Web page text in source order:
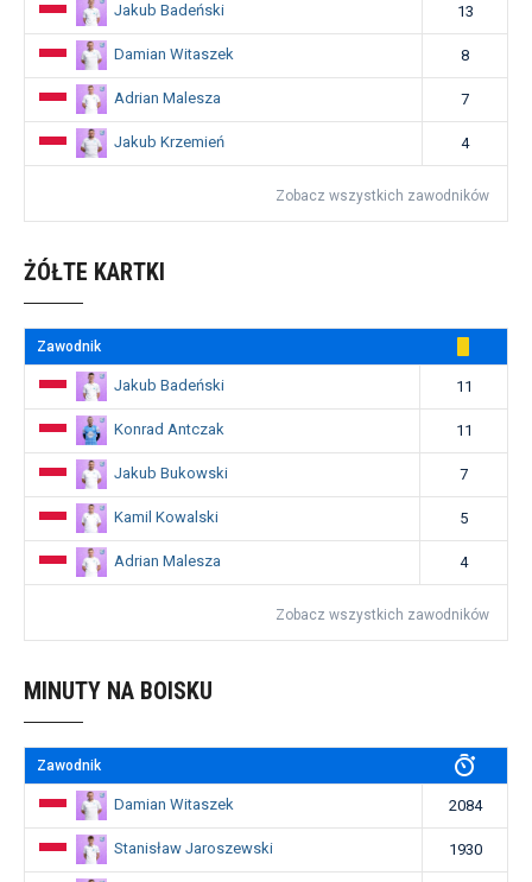
Jakub Badeński 13
Damian Witaszek 8
Adrian Malesza 7
Jakub Krzemień 4
Zobacz wszystkich zawodników
ŻÓŁTE KARTKI
Zawodnik
Jakub Badeński 11
Konrad Antczak 11
Jakub Bukowski 7
Kamil Kowalski 5
Adrian Malesza 4
Zobacz wszystkich zawodników
MINUTY NA BOISKU
Zawodnik
Damian Witaszek 2084
Stanisław Jaroszewski 1930